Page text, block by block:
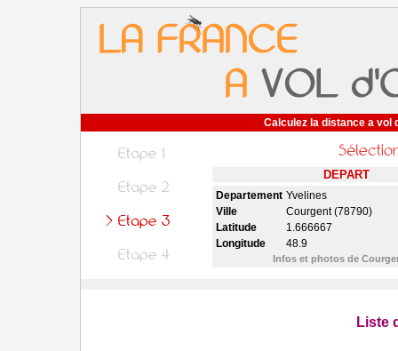
Calculez la distance a vol
DEPART
Departement Yvelines
Ville
Courgent (78790)
Latitude
1.666667
Longitude
48.9
Infos et photos de
Liste